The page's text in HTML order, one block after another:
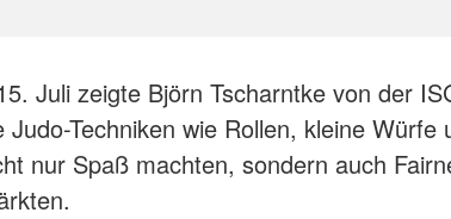
Juli zeigte Björn Tscharntke von der
Techniken wie Rollen, kleine Würfe
nur Spaß machten, sondern auch